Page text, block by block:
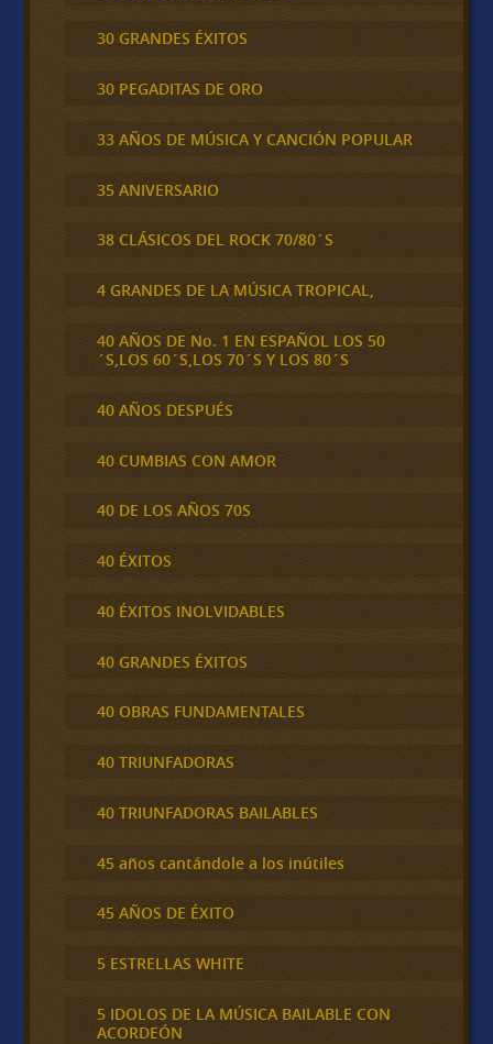
30 GRANDES ÉXITOS
30 PEGADITAS DE ORO
33 AÑOS DE MÚSICA Y CANCIÓN POPULAR
35 ANIVERSARIO
38 CLÁSICOS DEL ROCK 70/80´S
4 GRANDES DE LA MÚSICA TROPICAL,
40 AÑOS DE No. 1 EN ESPAÑOL LOS 50
´S,LOS 60´S,LOS 70´S Y LOS 80´S
40 AÑOS DESPUÉS
40 CUMBIAS CON AMOR
40 DE LOS AÑOS 70S
40 ÉXITOS
40 ÉXITOS INOLVIDABLES
40 GRANDES ÉXITOS
40 OBRAS FUNDAMENTALES
40 TRIUNFADORAS
40 TRIUNFADORAS BAILABLES
45 años cantándole a los inútiles
45 AÑOS DE ÉXITO
5 ESTRELLAS WHITE
5 IDOLOS DE LA MÚSICA BAILABLE CON
ACORDEÓN